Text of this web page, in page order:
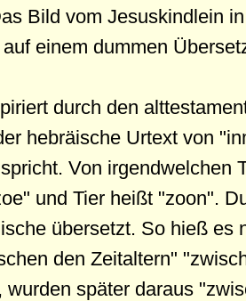
Bild vom Jesuskindlein
einem dummen
durch den
hebräische Urtext von
Von irgendwelchen
und Tier heißt "zoon".
übersetzt. So hieß es
den Zeitaltern"
später daraus